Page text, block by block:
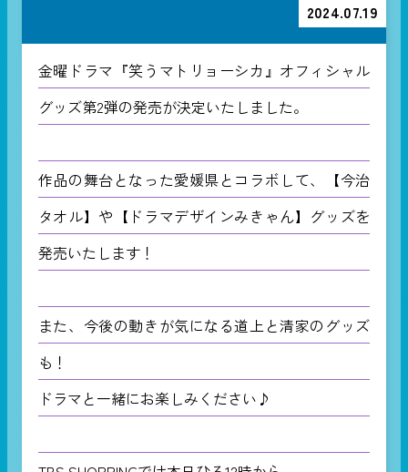
2024.07.19
金曜ドラマ『笑うマトリョーシカ』オフィシャル
グッズ第2弾の発売が決定いたしました。
作品の舞台となった愛媛県とコラボして、【今治
タオル】や【ドラマデザインみきゃん】グッズを
発売いたします！
また、今後の動きが気になる道上と清家のグッズ
も！
ドラマと一緒にお楽しみください♪